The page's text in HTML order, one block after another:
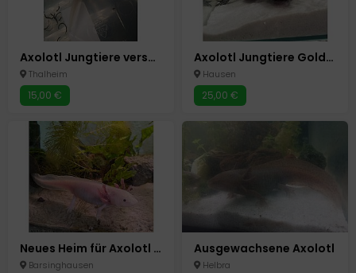
Axolotl Jungtiere verschiedene Farben
Thalheim
15,00 €
Axolotl Jungtiere Goldalbino Mela Wildling 12 Monate
Hausen
25,00 €
Neues Heim für Axolotl ^^
Barsinghausen
Ausgewachsene Axolotl
Helbra